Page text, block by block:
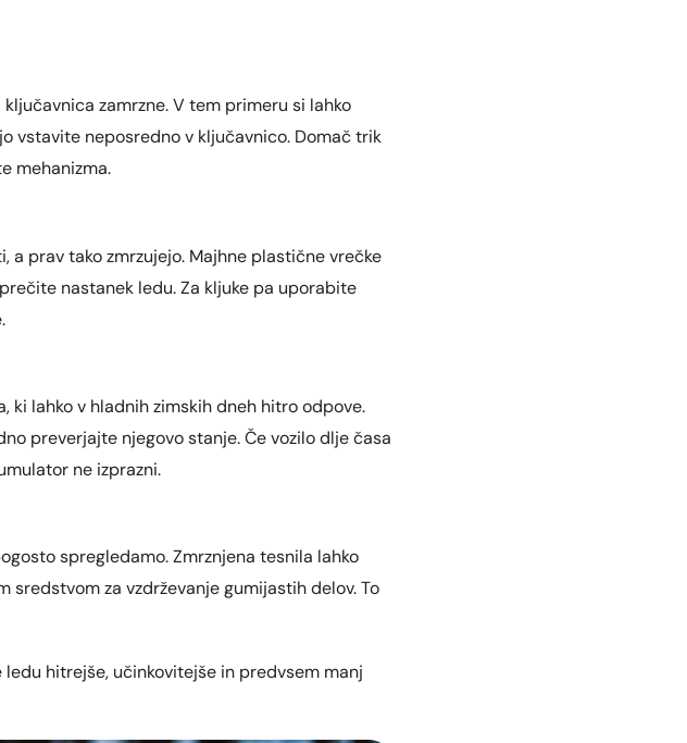
zamrzne. V tem primeru si lahko
vstavite neposredno v ključavnico. Domač trik
mehanizma.
prav tako zmrzujejo. Majhne plastične vrečke
nastanek ledu. Za kljuke pa uporabite
ki lahko v hladnih zimskih dneh hitro odpove.
preverjajte njegovo stanje. Če vozilo dlje časa
ne izprazni.
spregledamo. Zmrznjena tesnila lahko
za vzdrževanje gumijastih delov. To
hitrejše, učinkovitejše in predvsem manj